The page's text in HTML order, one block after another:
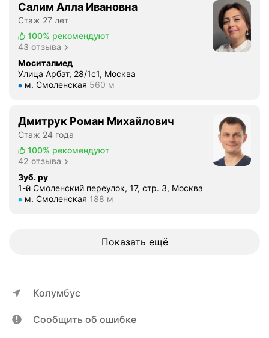
я
а
д
м
и
н
и
р
а
т
о
,
а
и
я
л
ь
н
ы
е
с
е
г
д
л
е
у
с
Салим Алла Ивановна
Стаж 27 лет
100% рекомендуют
43 отзыва
Моситалмед
Улица Арбат, 28/1с1, Москва
Метро м. Смоленская Расстояние 560 м
м. Смоленская 560 м
Дмитрук Роман Михайлович
Стаж 24 года
100% рекомендуют
42 отзыва
Зуб. ру
1-й Смоленский переулок, 17, стр. 3, Москва
Метро м. Смоленская Расстояние 188 м
м. Смоленская 188 м
Показать ещё
Колумбус
Сообщить об ошибке